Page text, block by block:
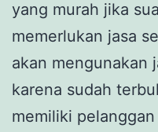
yang murah jika
memerlukan jasa
akan mengunakan
karena sudah
memiliki